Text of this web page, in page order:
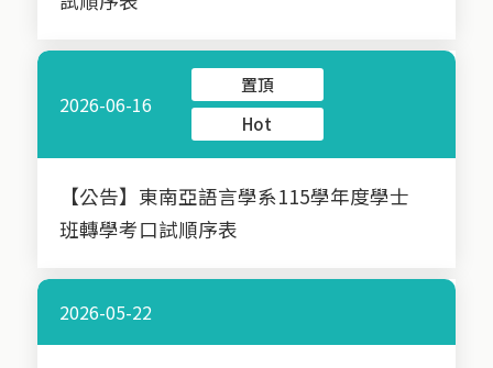
2026-06-16
置頂
Hot
【公告】東南亞語言學系115學年度學士
班轉學考口試順序表
2026-05-22